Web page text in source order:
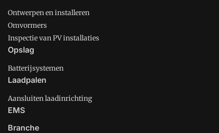
Ontwerpen en installeren
Omvormers
Inspectie van PV installaties
Opslag
Batterijsystemen
Laadpalen
Aansluiten laadinrichting
EMS
Branche